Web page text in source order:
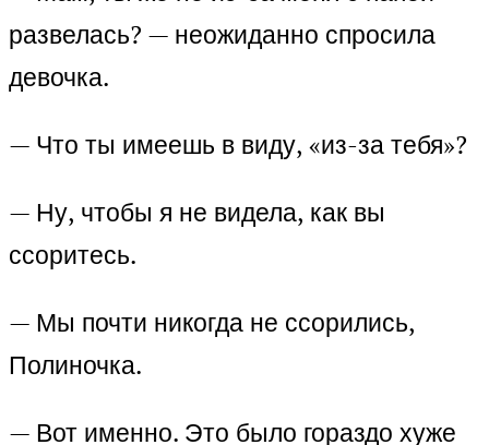
развелась? — неожиданно спросила
девочка.
— Что ты имеешь в виду, «из-за тебя»?
— Ну, чтобы я не видела, как вы
ссоритесь.
— Мы почти никогда не ссорились,
Полиночка.
— Вот именно. Это было гораздо хуже